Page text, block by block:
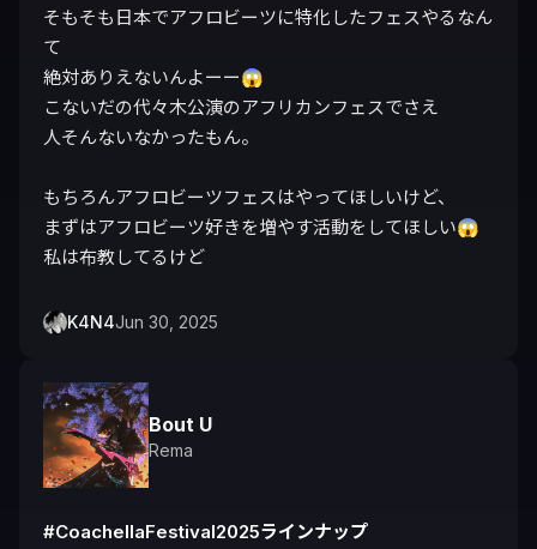
そもそも日本でアフロビーツに特化したフェスやるなん
て
絶対ありえないんよーー😱
こないだの代々木公演のアフリカンフェスでさえ
人そんないなかったもん。
もちろんアフロビーツフェスはやってほしいけど、
まずはアフロビーツ好きを増やす活動をしてほしい😱
K4N4Jun 30, 2025
Bout U
Rema
#CoachellaFestival2025ラインナップ